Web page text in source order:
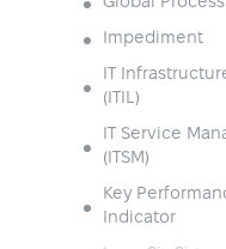
Impediment
IT
(ITIL)
IT Service
(ITSM)
Key
Indicator